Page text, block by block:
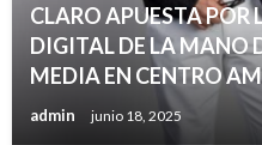
CLARO APUESTA
DIGITAL DE LA MANO
MEDIA EN CENTRO
admin junio 18, 2025